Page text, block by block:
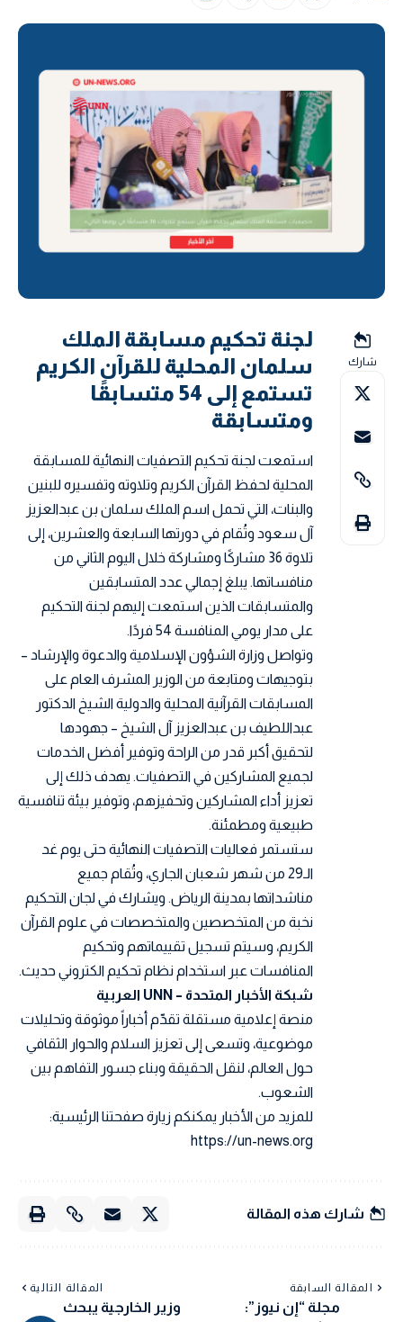
شارك
لجنة تحكيم مسابقة الملك
سلمان المحلية للقرآن الكريم
تستمع إلى 54 متسابقًا
ومتسابقة
استمعت لجنة تحكيم التصفيات النهائية للمسابقة
المحلية لحفظ القرآن الكريم وتلاوته وتفسيره للبنين
والبنات، التي تحمل اسم الملك سلمان بن عبدالعزيز
آل سعود وتُقام في دورتها السابعة والعشرين، إلى
تلاوة 36 مشاركًا ومشاركة خلال اليوم الثاني من
منافساتها. يبلغ إجمالي عدد المتسابقين
والمتسابقات الذين استمعت إليهم لجنة التحكيم
على مدار يومي المنافسة 54 فردًا.
وتواصل وزارة الشؤون الإسلامية والدعوة والإرشاد –
بتوجيهات ومتابعة من الوزير المشرف العام على
المسابقات القرآنية المحلية والدولية الشيخ الدكتور
عبداللطيف بن عبدالعزيز آل الشيخ – جهودها
لتحقيق أكبر قدر من الراحة وتوفير أفضل الخدمات
لجميع المشاركين في التصفيات. يهدف ذلك إلى
تعزيز أداء المشاركين وتحفيزهم، وتوفير بيئة تنافسية
طبيعية ومطمئنة.
ستستمر فعاليات التصفيات النهائية حتى يوم غد
الـ29 من شهر شعبان الجاري، وتُقام جميع
مناشداتها بمدينة الرياض. ويشارك في لجان التحكيم
نخبة من المتخصصين والمتخصصات في علوم القرآن
الكريم، وسيتم تسجيل تقييماتهم وتحكيم
المنافسات عبر استخدام نظام تحكيم الكتروني حديث.
شبكة الأخبار المتحدة – UNN العربية
منصة إعلامية مستقلة تقدّم أخباراً موثوقة وتحليلات
موضوعية، وتسعى إلى تعزيز السلام والحوار الثقافي
حول العالم، لنقل الحقيقة وبناء جسور التفاهم بين
الشعوب.
للمزيد من الأخبار يمكنكم زيارة صفحتنا الرئيسية:
https://un-news.org
شارك هذه المقالة
المقالة السابقة
مجلة “إن نيوز”:
المقالة التالية
وزير الخارجية يبحث